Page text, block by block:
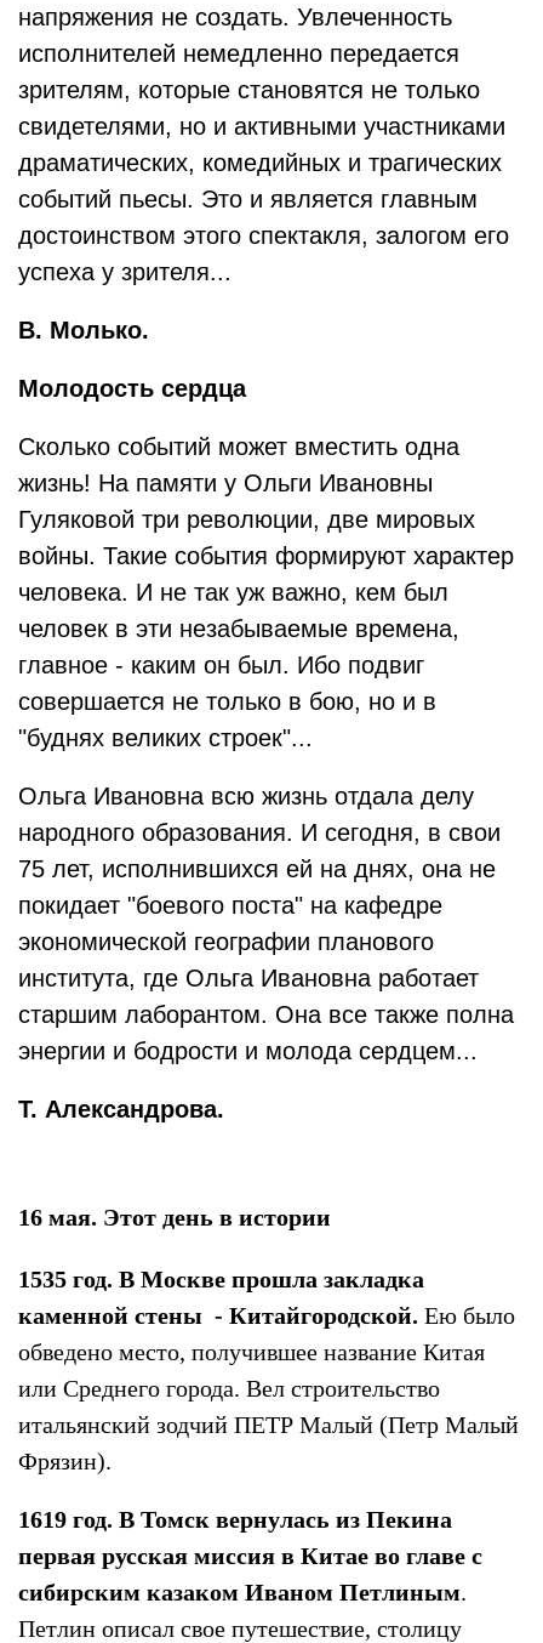
напряжения не создать. Увлеченность
исполнителей немедленно передается
зрителям, которые становятся не только
свидетелями, но и активными участниками
драматических, комедийных и трагических
событий пьесы. Это и является главным
достоинством этого спектакля, залогом его
успеха у зрителя...
В. Молько.
Молодость сердца
Сколько событий может вместить одна
жизнь! На памяти у Ольги Ивановны
Гуляковой три революции, две мировых
войны. Такие события формируют характер
человека. И не так уж важно, кем был
человек в эти незабываемые времена,
главное - каким он был. Ибо подвиг
совершается не только в бою, но и в
"буднях великих строек"...
Ольга Ивановна всю жизнь отдала делу
народного образования. И сегодня, в свои
75 лет, исполнившихся ей на днях, она не
покидает "боевого поста" на кафедре
экономической географии планового
института, где Ольга Ивановна работает
старшим лаборантом. Она все также полна
энергии и бодрости и молода сердцем...
Т. Александрова.
16 мая. Этот день в истории
1535 год. В Москве прошла закладка
каменной стены - Китайгородской. Ею было
обведено место, получившее название Китая
или Среднего города. Вел строительство
итальянский зодчий ПЕТР Малый (Петр Малый
Фрязин).
1619 год. В Томск вернулась из Пекина
первая русская миссия в Китае во главе с
сибирским казаком Иваном Петлиным.
Петлин описал свое путешествие, столицу